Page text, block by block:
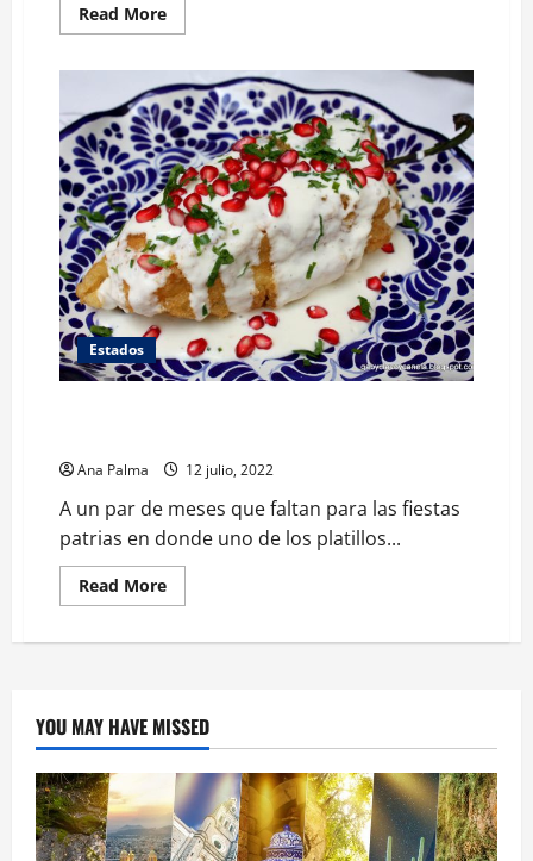
Read MoreRead
more
lluvias
ocasionan
accidentes
y
rapiña
en
Puebla
Estados
Ana Palma 12 julio, 2022
A un par de meses que faltan para las fiestas
patrias en donde uno de los platillos...
Read MoreRead
more
en
los
poblanisímos
Chiles
Nogada
YOU MAY HAVE MISSED